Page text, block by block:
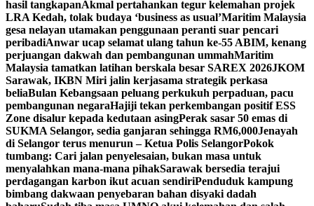
hasil tangkapanAkmal pertahankan tegur kelemahan projek
LRA Kedah, tolak budaya ‘business as usual’Maritim Malaysia
gesa nelayan utamakan penggunaan peranti suar pencari
peribadiAnwar ucap selamat ulang tahun ke-55 ABIM, kenang
perjuangan dakwah dan pembangunan ummahMaritim
Malaysia tamatkan latihan berskala besar SAREX 2026JKOM
Sarawak, IKBN Miri jalin kerjasama strategik perkasa
beliaBulan Kebangsaan peluang perkukuh perpaduan, pacu
pembangunan negaraHajiji tekan perkembangan positif ESS
Zone disalur kepada kedutaan asingPerak sasar 50 emas di
SUKMA Selangor, sedia ganjaran sehingga RM6,000Jenayah
di Selangor terus menurun – Ketua Polis SelangorPokok
tumbang: Cari jalan penyelesaian, bukan masa untuk
menyalahkan mana-mana pihakSarawak bersedia terajui
perdagangan karbon ikut acuan sendiriPenduduk kampung
bimbang dakwaan penyebaran bahan disyaki dadah